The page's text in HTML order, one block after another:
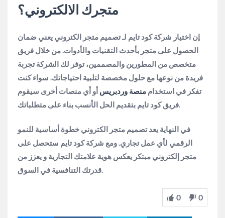
متجرك الالكتروني؟
إن اختيار شركة كود تايم لـ تصميم متجر الكتروني يعني ضمان
الحصول على متجر بأحدث التقنيات والأدوات. من خلال فريق
متخصص من المطورين والمصممين، توفر لك الشركة تجربة
فريدة من نوعها مع حلول مخصصة لتلبية احتياجاتك. سواء كنت
تفكر في استخدام منصة وردبريس أو أي منصات أخرى سيقوم
في النهاية يعد تصميم متجر الكتروني خطوة أساسية للنمو
الرقمي لأي عمل تجاري. ومع شركة كود تايم ستحصل على
متجر إلكتروني مبتكر يعكس هوية علامتك التجارية و يعزز من
قدرتك التنافسية في السوق.
0 0